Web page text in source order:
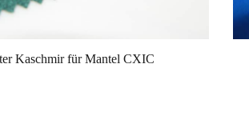
Kaschmir für Mantel CXIC